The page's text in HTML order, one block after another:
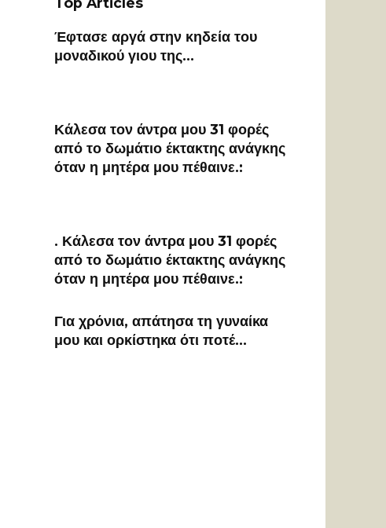
Έφτασε αργά στην κηδεία του
μοναδικού γιου της…
Κάλεσα τον άντρα μου 31 φορές
από το δωμάτιο έκτακτης ανάγκης
όταν η μητέρα μου πέθαινε.:
. Κάλεσα τον άντρα μου 31 φορές
από το δωμάτιο έκτακτης ανάγκης
όταν η μητέρα μου πέθαινε.:
Για χρόνια, απάτησα τη γυναίκα
μου και ορκίστηκα ότι ποτέ…